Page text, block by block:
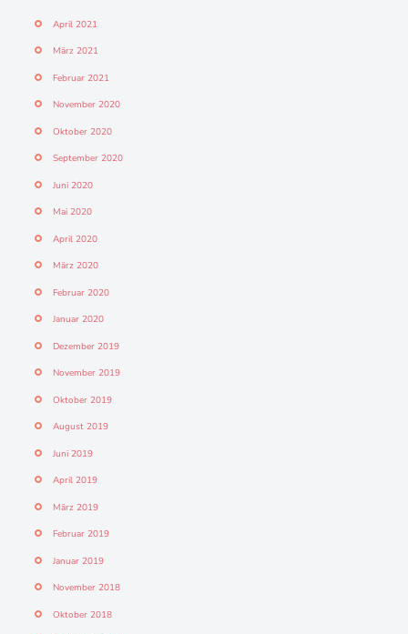
April 2021
März 2021
Februar 2021
November 2020
Oktober 2020
September 2020
Juni 2020
Mai 2020
April 2020
März 2020
Februar 2020
Januar 2020
Dezember 2019
November 2019
Oktober 2019
August 2019
Juni 2019
April 2019
März 2019
Februar 2019
Januar 2019
November 2018
Oktober 2018